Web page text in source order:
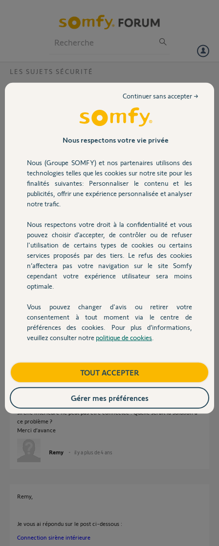
Volet
Sécurité
Domotique
Chauffage
Autres produits
Devis avec un pro
Contact
LES SUJETS SÉCURITÉ
Sirène intérieure ne se connecte plus au link
Après un changement de piles, ma sirène intérieure n'est plus
fonctionnelle. En effet, elle n'est plus détectée par le link et ce malgré
une réinstallation complète.
Savez- vous quelle procédure pourrait me permettre de solutionner
Merci d'avance.
Anonyme
il y a environ 6 ans
Réponses
Bonjour Marion,
votre Sirène Intérieure soit défectueuse. Afin de gérer votre SAV, je vais
avoir besoin d'informations personnelles et c'est pour cette raison que je
viens de vous envoyer un mail pour continuer votre dépannage en privé.
Bonne journée,
Bonjour , malgré de nombreuses tentatives et réinstallation du link, ma
sirène intérieure ne peut pas être connectée . Quelle serait la solution à
ce problème ?
Merci d’avance
Remy il y a plus de 4 ans
Remy,
Je vous ai répondu sur le post ci-dessous :
Connection sirène intérieure
Nous respectons votre vie privée
Nous (Groupe SOMFY) et nos partenaires utilisons des
technologies telles que les cookies sur notre site pour les
finalités suivantes: Personnaliser le contenu et les
publicités, offrir une expérience personnalisée et analyser
notre trafic.
Nous respectons votre droit à la confidentialité et vous
pouvez choisir d’accepter, de contrôler ou de refuser
l'utilisation de certains types de cookies ou certains
services proposés par des tiers. Le refus des cookies
n’affectera pas votre navigation sur le site Somfy
cependant votre expérience utilisateur sera moins
optimale.
Vous pouvez changer d'avis ou retirer votre
consentement à tout moment via le centre de
préférences des cookies. Pour plus d’informations,
veuillez consulter notre politique de cookies
Continuer sans accepter →
TOUT ACCEPTER
Gérer mes préférences